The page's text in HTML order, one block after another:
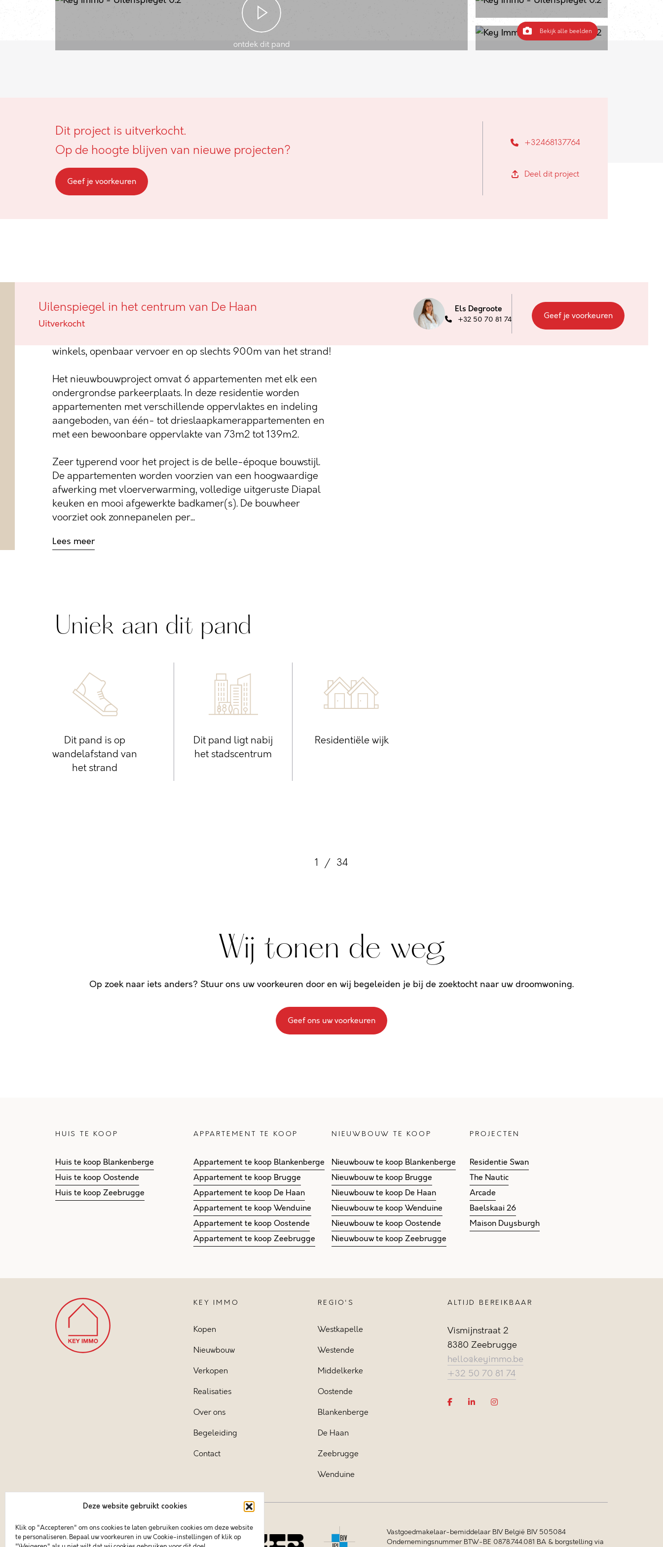
Deze website gebruikt cookies
Klik op "Accepteren" om ons cookies te laten gebruiken cookies om deze website
te personaliseren. Bepaal uw voorkeuren in uw Cookie-instellingen of klik op
ontdek dit pand
Bekijk alle beelden
Dit project is uitverkocht.
Op de hoogte blijven van nieuwe projecten?
Geef je voorkeuren
+32468137764
Deel dit project
Uilenspiegel in het centrum van De Haan
Uitverkocht
Els Degroote
+32 50 70 81 74 Geef je voorkeuren
Deze charmante villa-appartementen zijn gelegen op zeer
winkels, openbaar vervoer en op slechts 900m van het strand!
Het nieuwbouwproject omvat 6 appartementen met elk een
ondergrondse parkeerplaats. In deze residentie worden
appartementen met verschillende oppervlaktes en indeling
aangeboden, van één- tot drieslaapkamerappartementen en
met een bewoonbare oppervlakte van 73m2 tot 139m2.
Zeer typerend voor het project is de belle-époque bouwstijl.
De appartementen worden voorzien van een hoogwaardige
afwerking met vloerverwarming, volledige uitgeruste Diapal
keuken en mooi afgewerkte badkamer(s). De bouwheer
voorziet ook zonnepanelen per...
Lees meer
Uniek aan dit pand
Dit pand is op
wandelafstand van
het strand
Dit pand ligt nabij
het stadscentrum
Residentiële wijk
1 / 34
Wij tonen de weg
Op zoek naar iets anders? Stuur ons uw voorkeuren door en wij begeleiden je bij de zoektocht naar uw droomwoning.
Geef ons uw voorkeuren
HUIS TE KOOP
Huis te koop Blankenberge
Huis te koop Oostende
Huis te koop Zeebrugge
APPARTEMENT TE KOOP
Appartement te koop Blankenberge
Appartement te koop Brugge
Appartement te koop De Haan
Appartement te koop Wenduine
Appartement te koop Oostende
Appartement te koop Zeebrugge
NIEUWBOUW TE KOOP
Nieuwbouw te koop Blankenberge
Nieuwbouw te koop Brugge
Nieuwbouw te koop De Haan
Nieuwbouw te koop Wenduine
Nieuwbouw te koop Oostende
Nieuwbouw te koop Zeebrugge
PROJECTEN
Residentie Swan
The Nautic
Arcade
Baelskaai 26
Maison Duysburgh
KEY IMMO
Kopen
Nieuwbouw
Verkopen
Realisaties
Over ons
Begeleiding
Contact
REGIO'S
Westkapelle
Westende
Middelkerke
Oostende
Blankenberge
De Haan
Zeebrugge
Wenduine
ALTIJD BEREIKBAAR
Vismijnstraat 2
8380 Zeebrugge
hello@keyimmo.be
+32 50 70 81 74
Vastgoedmakelaar-bemiddelaar BIV België BIV 505084
Ondernemingsnummer BTW-BE 0878.744.081 BA & borgstelling via